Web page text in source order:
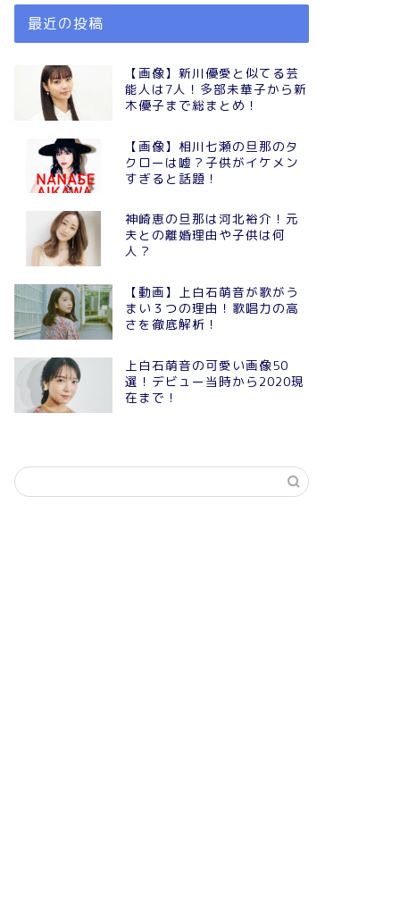
最近の投稿
【画像】新川優愛と似てる芸
能人は7人！多部未華子から新
木優子まで総まとめ！
【画像】相川七瀬の旦那のタ
クローは嘘？子供がイケメン
すぎると話題！
神崎恵の旦那は河北裕介！元
夫との離婚理由や子供は何
人？
【動画】上白石萌音が歌がう
まい３つの理由！歌唱力の高
さを徹底解析！
上白石萌音の可愛い画像50
選！デビュー当時から2020現
在まで！